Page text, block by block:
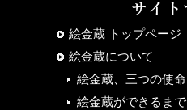
絵金蔵 トップページ
絵金蔵について
絵金蔵、三つの使命
絵金蔵ができるまで